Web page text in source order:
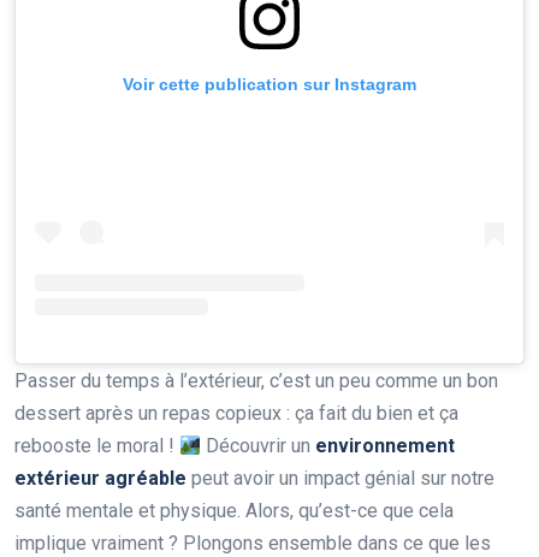
Voir cette publication sur Instagram
Passer du temps à l’extérieur, c’est un peu comme un bon
dessert après un repas copieux : ça fait du bien et ça
rebooste le moral !
Découvrir un environnement
extérieur agréable peut avoir un impact génial sur notre
santé mentale et physique. Alors, qu’est-ce que cela
implique vraiment ? Plongons ensemble dans ce que les